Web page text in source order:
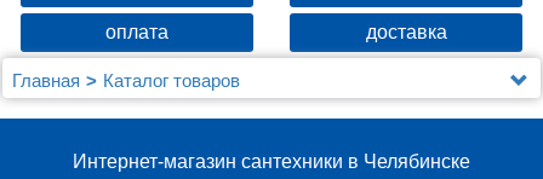
оплата доставка
Главная
Каталог товаров
Душевые уголки, ограждения, поддоны
IDDIS
In 80x195Интернет-магазин сантехники в Челябинске